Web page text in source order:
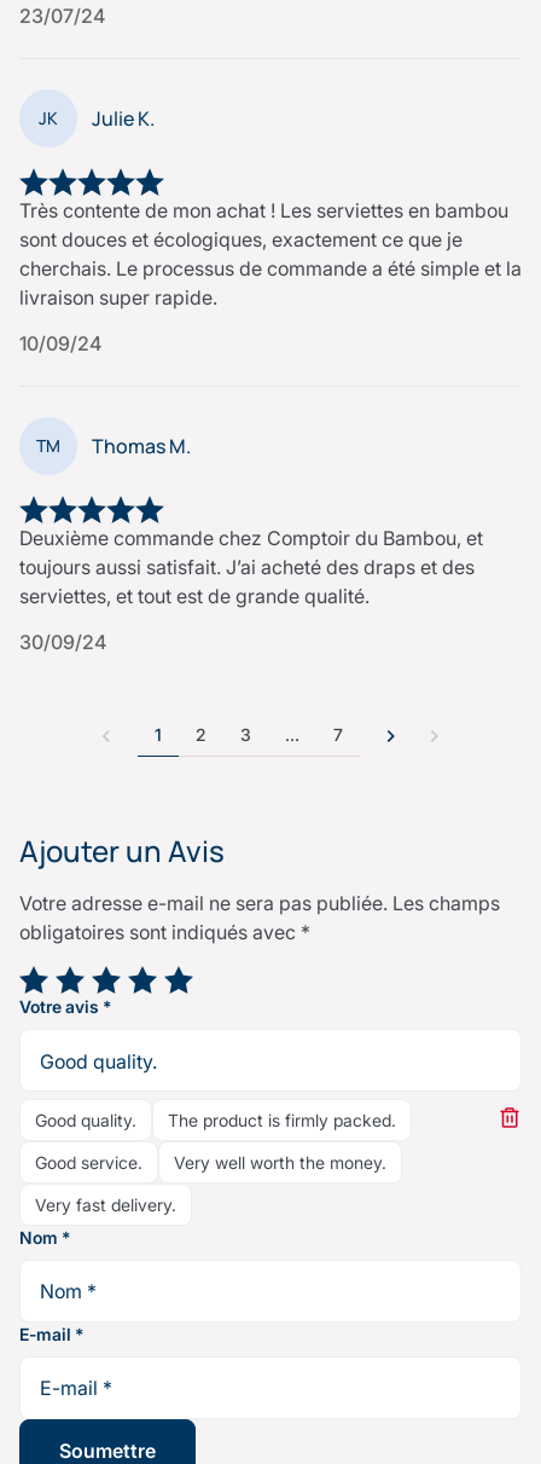
23/07/24
JK Julie K.
Très contente de mon achat ! Les serviettes en bambou
sont douces et écologiques, exactement ce que je
cherchais. Le processus de commande a été simple et la
livraison super rapide.
10/09/24
TM Thomas M.
Deuxième commande chez Comptoir du Bambou, et
toujours aussi satisfait. J’ai acheté des draps et des
serviettes, et tout est de grande qualité.
30/09/24
1 2 3 … 7
Ajouter un Avis
Votre adresse e-mail ne sera pas publiée. Les champs
obligatoires sont indiqués avec *
Votre note*
Votre avis *
Good quality. The product is firmly packed.
Good service. Very well worth the money.
Very fast delivery.
Nom *
E-mail *